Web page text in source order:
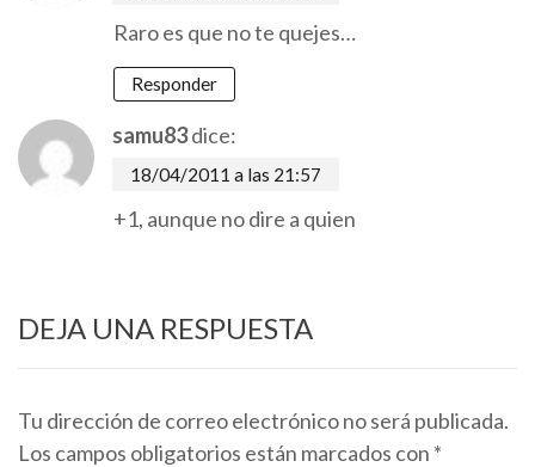
Raro es que no te quejes…
Responder
samu83dice:
18/04/2011 a las 21:57
+1, aunque no dire a quien
DEJA UNA RESPUESTA
Tu dirección de correo electrónico no será publicada.
Los campos obligatorios están marcados con *